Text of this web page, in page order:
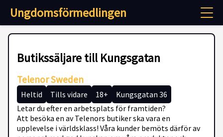
Ungdomsförmedlingen
Butikssäljare till Kungsgatan
Telenor Sweden
Heltid Tills vidare 18+
Kungsgatan 36
Letar du efter en arbetsplats för framtiden?
Att besöka en av Telenors butiker ska vara en
upplevelse i världsklass! Våra kunder bemöts därför av